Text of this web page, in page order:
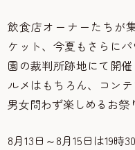
飲食店オーナーたちが
ケット、今夏もさらに
園の裁判所跡地にて開
ルメはもちろん、コン
男女問わず楽しめるお祭
8月13日～8月15日は19